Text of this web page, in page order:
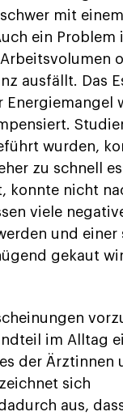
mit
ein Problem
ausfällt. Das
Energiemangel
wurden,
zu schnell
konnte nicht
viele
und einer
gekaut
im Alltag
der Ärztinnen
sich
aus,